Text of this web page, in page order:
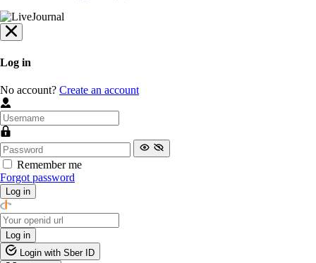
Log in
No account? Create an account
Remember me
Forgot password
Log in
Log in
Login with Sber ID